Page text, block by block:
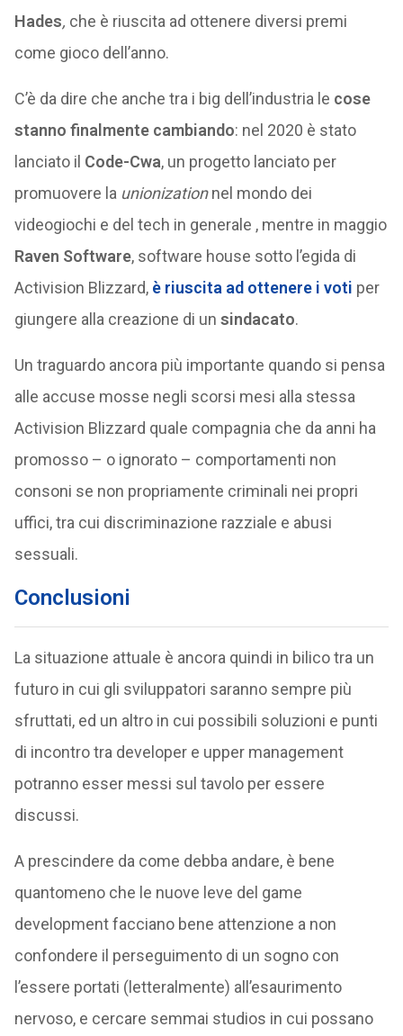
Hades, che è riuscita ad ottenere diversi premi
come gioco dell’anno.
C’è da dire che anche tra i big dell’industria le cose
stanno finalmente cambiando: nel 2020 è stato
lanciato il Code-Cwa, un progetto lanciato per
promuovere la unionizationnel mondo dei
videogiochi e del tech in generale , mentre in maggio
Raven Software, software house sotto l’egida di
Activision Blizzard, è riuscita ad ottenere i voti per
giungere alla creazione di un sindacato.
Un traguardo ancora più importante quando si pensa
alle accuse mosse negli scorsi mesi alla stessa
Activision Blizzard quale compagnia che da anni ha
promosso – o ignorato – comportamenti non
consoni se non propriamente criminali nei propri
uffici, tra cui discriminazione razziale e abusi
sessuali.
Conclusioni
La situazione attuale è ancora quindi in bilico tra un
futuro in cui gli sviluppatori saranno sempre più
sfruttati, ed un altro in cui possibili soluzioni e punti
di incontro tra developer e upper management
potranno esser messi sul tavolo per essere
discussi.
A prescindere da come debba andare, è bene
quantomeno che le nuove leve del game
development facciano bene attenzione a non
confondere il perseguimento di un sogno con
l’essere portati (letteralmente) all’esaurimento
nervoso, e cercare semmai studios in cui possano